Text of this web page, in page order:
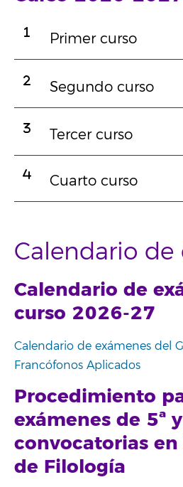
Primer curso
Segundo curso
Tercer curso
Cuarto curso
Calendario de
Calendario de
curso 2026-27
Calendario de exámenes del
Francófonos Aplicados
Procedimiento
exámenes de 5ª
convocatorias en
de Filología